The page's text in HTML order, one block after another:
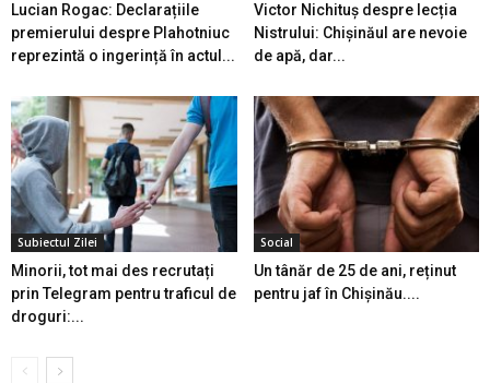
Lucian Rogac: Declarațiile
premierului despre Plahotniuc
reprezintă o ingerință în actul...
Victor Nichituș despre lecția
Nistrului: Chișinăul are nevoie
de apă, dar...
Subiectul Zilei
Minorii, tot mai des recrutați
prin Telegram pentru traficul de
droguri:...
Social
Un tânăr de 25 de ani, reținut
pentru jaf în Chișinău....